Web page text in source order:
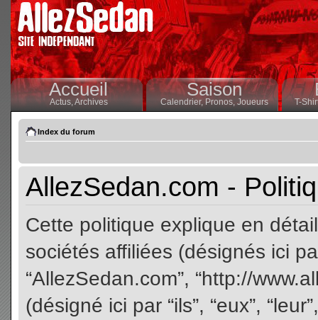
Accueil
Actus,Archives
Saison
Calendrier,Pronos, Joueurs T-
Index du forum
AllezSedan.com -
Cette politique explique en
sociétés affiliées (désignés ici
“AllezSedan.com”, “http://
(désigné ici par “ils”, “eux”,